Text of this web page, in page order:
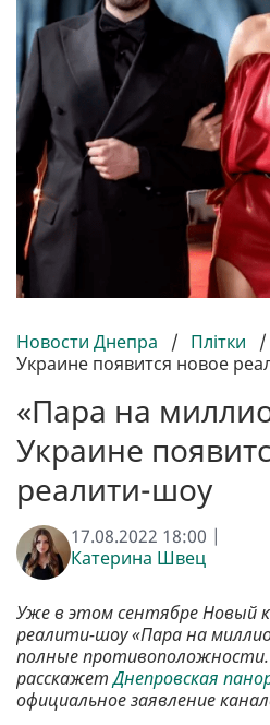
Новости Днепра / Плітки /
Украине появится новое
«Пара на
Украине
реалити-шоу
17.08.2022 18:00 |
Катерина Швец
Уже в этом сентябре Новый
реалити-шоу «Пара на
полные
расскажетДнепровская
официальное заявление